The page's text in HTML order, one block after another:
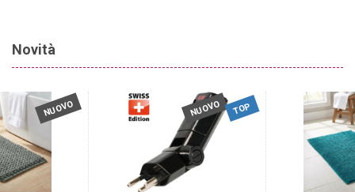
Novità
NUOVO NUOVO TOP